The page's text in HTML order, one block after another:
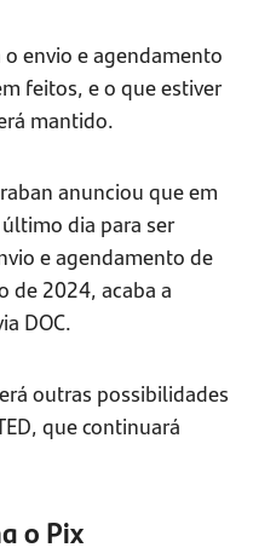
envio e agendamento
feitos, e o que estiver
mantido.
anunciou que em
dia para ser
e agendamento de
de 2024, acaba a
DOC.
outras possibilidades
que continuará
o Pix